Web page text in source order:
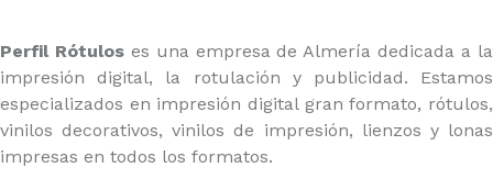
Perfil Rótuloses una empresa de Almería dedicada a la
impresión digital, la rotulación y publicidad. Estamos
especializados en impresión digital gran formato, rótulos,
vinilos decorativos, vinilos de impresión, lienzos y lonas
impresas en todos los formatos.